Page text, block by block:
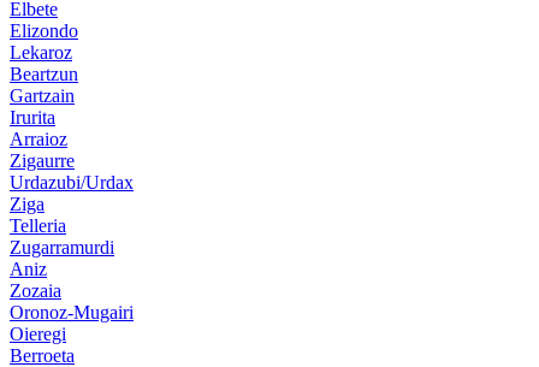
Elbete
Elizondo
Lekaroz
Beartzun
Gartzain
Irurita
Arraioz
Zigaurre
Urdazubi/Urdax
Ziga
Telleria
Zugarramurdi
Aniz
Zozaia
Oronoz-Mugairi
Oieregi
Berroeta